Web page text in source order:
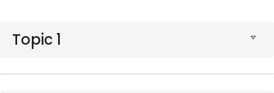
Blöcke
Topic 1